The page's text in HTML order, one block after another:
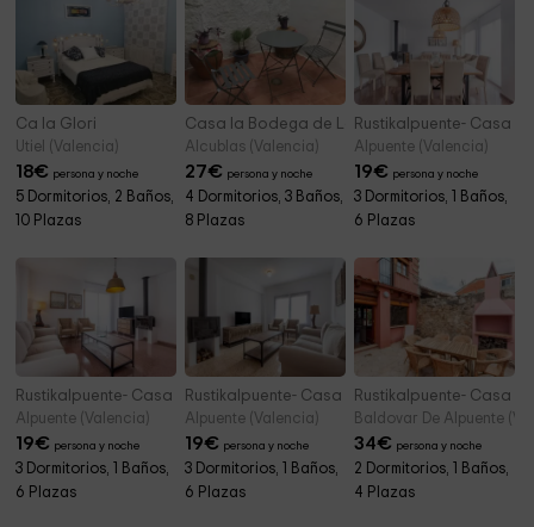
Ca la Glori
Utiel (Valencia)
18€ persona y noche
5 Dormitorios, 2 Baños,
10 Plazas
Casa la Bodega de Lola
Alcublas (Valencia)
27€ persona y noche
4 Dormitorios, 3 Baños,
8 Plazas
Rustikalpuente- Casa
Alpuente (Valencia)
19€ persona y noche
3 Dormitorios, 1 Baños,
6 Plazas
Rustikalpuente- Casa de la Cultura II
Alpuente (Valencia)
19€ persona y noche
3 Dormitorios, 1 Baños,
6 Plazas
Rustikalpuente- Casa del Médico
Alpuente (Valencia)
19€ persona y noche
3 Dormitorios, 1 Baños,
6 Plazas
Rustikalpuente- Casa
Baldovar De Alpuente
34€ persona y noche
2 Dormitorios, 1 Baños,
4 Plazas